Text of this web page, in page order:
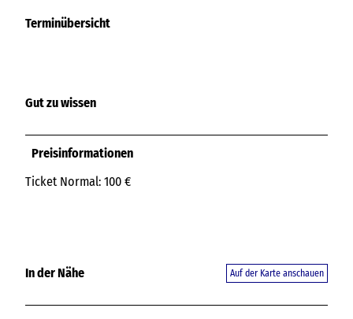
Terminübersicht
Gut zu wissen
Preisinformationen
Ticket Normal: 100 €
In der Nähe Auf der Karte anschauen